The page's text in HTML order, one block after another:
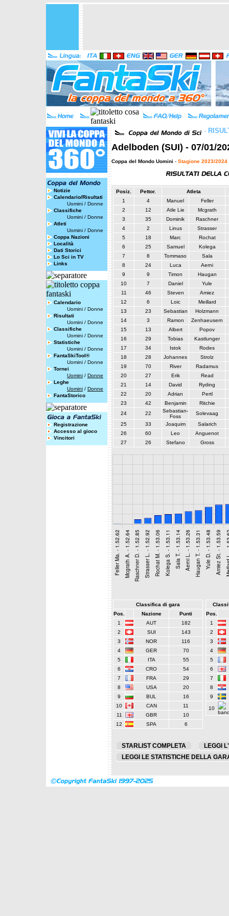
Notizie
Calendario/Risultati
Uomini / Donne
Classifiche
Uomini / Donne
Atleti
Uomini / Donne
Coppa Nazioni
Località
Dati Storici
Lo Sci in TV
Links
Calendario
Uomini / Donne
Risultati
Uomini / Donne
Classifiche
Uomini / Donne
Statistiche
Uomini / Donne
FantaSkiTool®
Uomini / Donne
Tornei
Uomini / Donne
Leghe
Uomini / Donne
FantaStorico
Registrazione
Accesso al gioco
Vincitori
-
Adelboden (SUI) - 07/01/
Coppa del Mondo Uomini - Stagione 2023/2024
Posiz. Pettor.
Atleta
1
4 Manuel
Feller
2
12 Atle Lie
Mcgrath
3
35 Dominik
Raschner
4
2 Linus
Strasser
5
18 Marc
Rochat
6
25 Samuel
Kolega
7
8 Tommaso
Sala
8
24 Luca
Aerni
9
9 Timon
Haugan
10
7 Daniel
Yule
11
46 Steven
Amiez
12
6 Loic
Meillard
13
23 Sebastian
Holzmann
14
3 Ramon
Zenhaeusern
15
13 Albert
Popov
16
29 Tobias
Kastlunger
17
34 Istok
Rodes
18
28 Johannes
Strolz
19
70 River
Radamus
20
27 Erik
Read
21
14 David
Ryding
22
20 Adrian
Pertl
23
42 Benjamin
Ritchie
24
22
Sebastian-
Foss
Solevaag
25
33 Joaquim
Salarich
26
60 Leo
Anguenot
27
26 Stefano Gross
Classifica di gara
Pos.
Nazione
Punti
1
AUT
182
2
SUI
143
3
NOR
116
4
GER
70
5
ITA
55
6
CRO
54
7
FRA
29
8
USA
20
9
BUL
16
10
CAN
11
11
GBR
10
12
SPA 6
Pos.
1
2
3
4
5
6
7
8
9
10
STARLIST COMPLETA
LEGGI
LEGGI LE STATISTICHE DELLA